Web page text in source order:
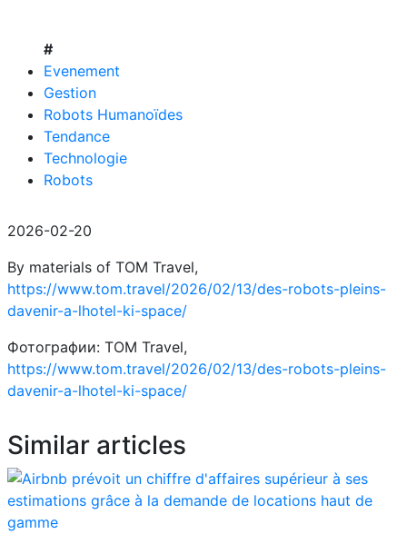
#
Evenement
Gestion
Robots Humanoïdes
Tendance
Technologie
Robots
2026-02-20
By materials of TOM Travel,
https://www.tom.travel/2026/02/13/des-robots-pleins-
davenir-a-lhotel-ki-space/
Фотографии: TOM Travel,
https://www.tom.travel/2026/02/13/des-robots-pleins-
davenir-a-lhotel-ki-space/
Similar articles